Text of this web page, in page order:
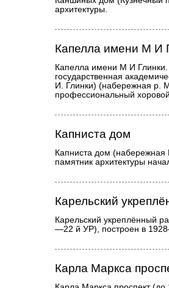
архитектуры.
Капелла имени М И
Капелла имени М И Глинки.
государственная
И. Глинки) (набережная р.
профессиональный
Капниста дом
Капниста дом (набережная
памятник архитектуры
Карельский
Карельский укреплённый
—22 й УР), построен в
Карла Маркса